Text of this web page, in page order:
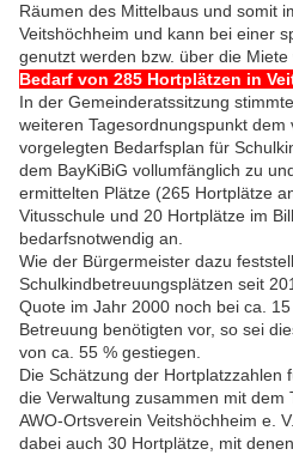
Räumen des Mittelbaus und somit
Veitshöchheim und kann bei einer
genutzt werden bzw. über die Miete
Bedarf von 285 Hortplätzen in
In der Gemeinderatssitzung
weiteren Tagesordnungspunkt dem
vorgelegten Bedarfsplan für
dem BayKiBiG vollumfänglich zu
ermittelten Plätze (265 Hortplätze
Vitusschule und 20 Hortplätze im
bedarfsnotwendig an.
Wie der Bürgermeister dazu
Schulkindbetreuungsplätzen seit
Quote im Jahr 2000 noch bei ca.
Betreuung benötigten vor, so sei
von ca. 55 % gestiegen.
Die Schätzung der Hortplatzzahlen
die Verwaltung zusammen mit dem
AWO-Ortsverein Veitshöchheim e.
dabei auch 30 Hortplätze, mit